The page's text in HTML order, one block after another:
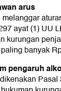
arus
ayat (1) UU
kurungan
banyak
pengaruh
Pasal